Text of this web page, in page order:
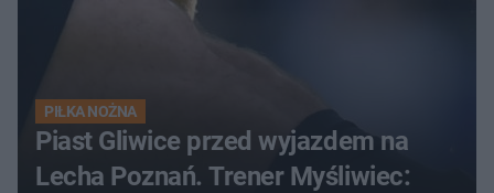
PIŁKA NOŻNA
Piast Gliwice przed wyjazdem na
Lecha Poznań. Trener Myśliwiec: